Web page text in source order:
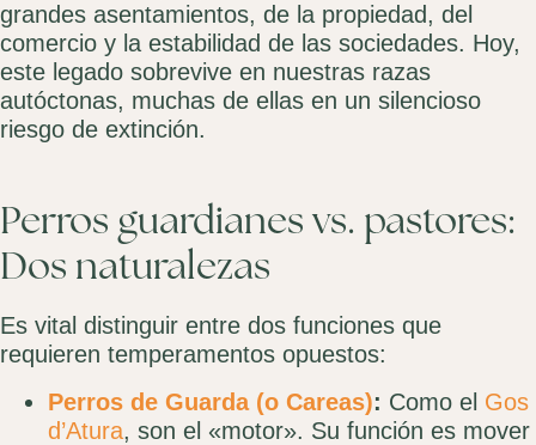
grandes asentamientos, de la propiedad, del
comercio y la estabilidad de las sociedades. Hoy,
este legado sobrevive en nuestras razas
autóctonas, muchas de ellas en un silencioso
riesgo de extinción.
Perros guardianes vs. pastores:
Dos naturalezas
Es vital distinguir entre dos funciones que
requieren temperamentos opuestos:
Perros de Guarda (o Careas): Como el Gos
d’Atura, son el «motor». Su función es mover